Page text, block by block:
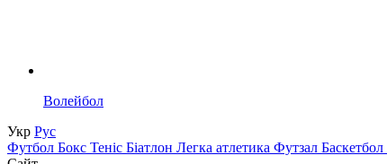
Волейбол
Укр Рус
Футбол Бокс Теніс Біатлон Легка атлетика Футзал Баскетбол